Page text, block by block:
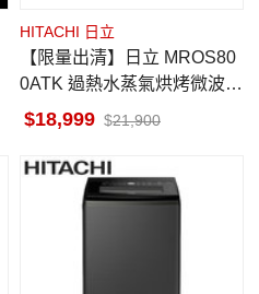
HITACHI 日立
【限量出清】日立 MROS80
0ATK 過熱水蒸氣烘烤微波爐
31L 爵色黑 三重智能感測
18,999 21,900